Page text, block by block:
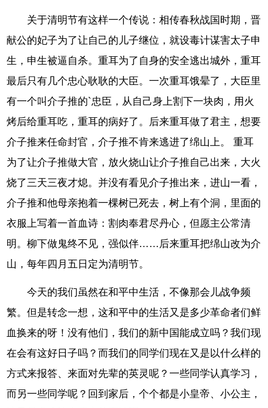
关于清明节有这样一个传说：相传春秋战国时期，晋
献公的妃子为了让自己的儿子继位，就设毒计谋害太子申
生，申生被逼自杀。重耳为了自身的安全逃出城外，重耳
最后只有几个忠心耿耿的大臣。一次重耳饿晕了，大臣里
有一个叫介子推的`忠臣，从自己身上割下一块肉，用火
烤后给重耳吃，重耳的病好了。后来重耳做了君主，想要
介子推来任命封官，介子推不肯来逃进了绵山上。 重耳
为了让介子推做大官，放火烧山让介子推自己出来，大火
烧了三天三夜才熄。并没有看见介子推出来，进山一看，
介子推和他母亲抱着一棵树已死去，树上有个洞，里面的
衣服上写着一首血诗：割肉奉君尽丹心，但愿主公常清
明。柳下做鬼终不见，强似伴……后来重耳把绵山改为介
山，每年四月五日定为清明节。
今天的我们虽然在和平中生活，不像那会儿战争频
繁。但是转念一想，这和平中的生活又是多少革命者们鲜
血换来的呀！没有他们，我们的新中国能成立吗？我们现
在会有这好日子吗？而我们的同学们现在又是以什么样的
方式来报答、来面对先辈的英灵呢？一些同学认真学习，
而另一些同学呢？回到家后，个个都是小皇帝、小公主，